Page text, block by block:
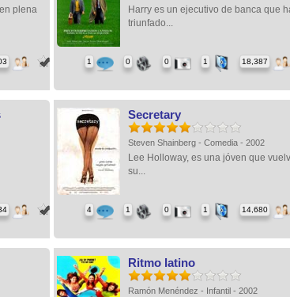
plena
Harry es un ejecutivo de banca que
triunfado...
1 0 0 1 18,387
Secretary
Steven Shainberg - Comedia - 2002
Lee Holloway, es una jóven que
su...
4 1 0 1 14,680
Ritmo latino
Ramón Menéndez - Infantil - 2002